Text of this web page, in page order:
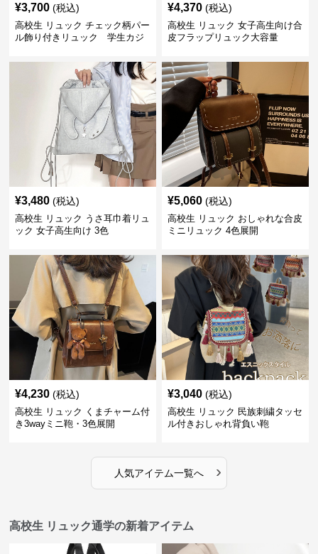
¥3,700 (税込)
高校生 リュック チェック柄パー
ル飾り付きリュック 学生カジ
¥4,370 (税込)
高校生 リュック 女子高生向け合
皮フラップリュック大容量
¥3,480 (税込)
高校生 リュック うさ耳巾着リュ
ック 女子高生向け 3色
¥5,060 (税込)
高校生 リュック おしゃれな合皮
ミニリュック 4色展開
¥4,230 (税込)
高校生 リュック くまチャーム付
き3wayミニ鞄・3色展開
¥3,040 (税込)
高校生 リュック 民族刺繍タッセ
ル付きおしゃれ背負い鞄
人気アイテム一覧へ ›
高校生 リュック通学の新着アイテム